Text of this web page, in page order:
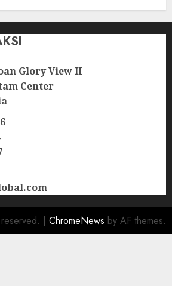
06/08/2026 0
Glory View II
Center
| ChromeNews by AF themes.